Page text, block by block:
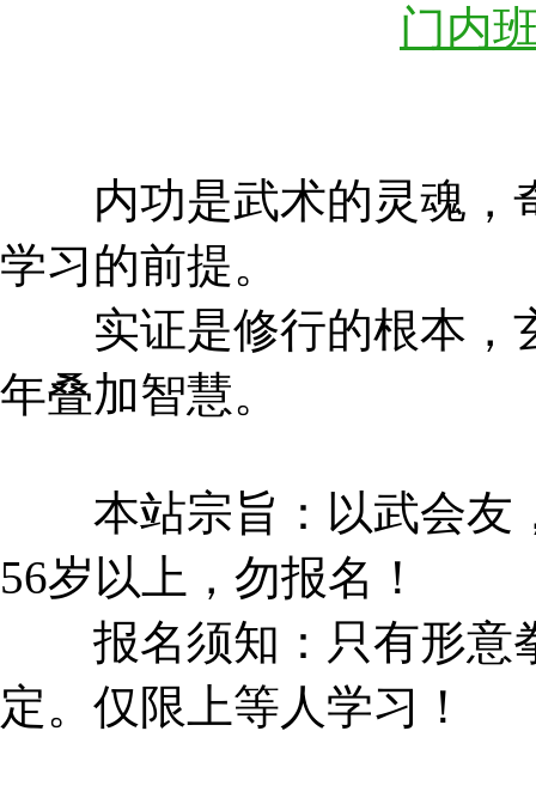
门内
内功是武术的灵魂，
学习的前提。
实证是修行的根本，
年叠加智慧。
本站宗旨：以武会友，
56岁以上，勿报名！
报名须知：只有形意
定。仅限上等人学习！